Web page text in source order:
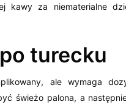
kawy za niematerialne
turecku
ale wymaga
świeżo palona, a